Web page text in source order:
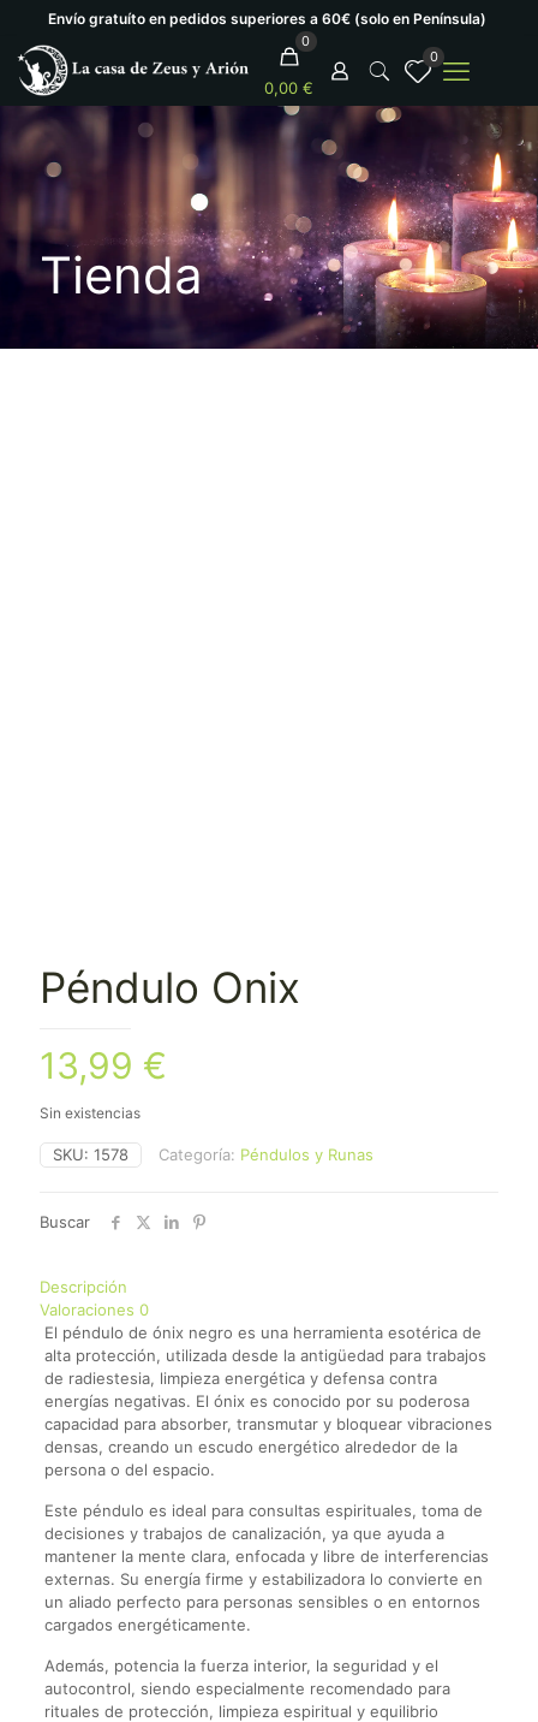
Envío gratuíto en pedidos superiores a 60€ (solo en Península)
0
0,00 €
0
Tienda
Péndulo Onix
13,99 €
Sin existencias
SKU: 1578 Categoría: Péndulos y Runas
Buscar
Descripción
Valoraciones 0
El péndulo de ónix negro es una herramienta esotérica de
alta protección, utilizada desde la antigüedad para trabajos
de radiestesia, limpieza energética y defensa contra
energías negativas. El ónix es conocido por su poderosa
capacidad para absorber, transmutar y bloquear vibraciones
densas, creando un escudo energético alrededor de la
persona o del espacio.
Este péndulo es ideal para consultas espirituales, toma de
decisiones y trabajos de canalización, ya que ayuda a
mantener la mente clara, enfocada y libre de interferencias
externas. Su energía firme y estabilizadora lo convierte en
un aliado perfecto para personas sensibles o en entornos
cargados energéticamente.
Además, potencia la fuerza interior, la seguridad y el
autocontrol, siendo especialmente recomendado para
rituales de protección, limpieza espiritual y equilibrio